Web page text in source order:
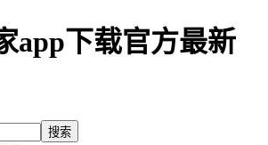
app下载官方最新